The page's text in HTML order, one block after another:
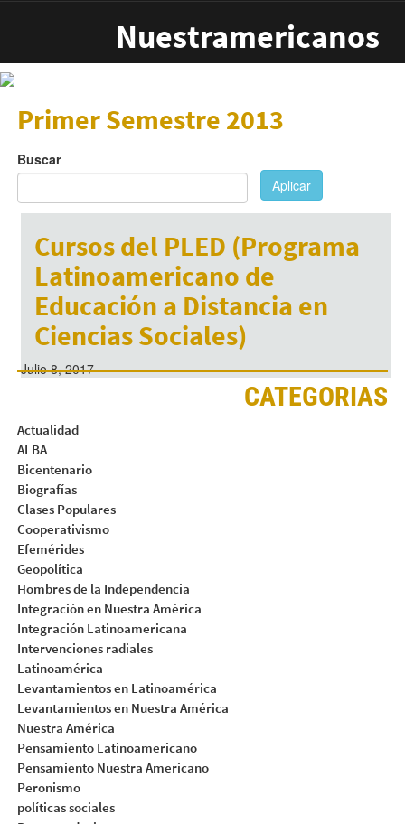
Nuestramericanos
Primer Semestre 2013
Buscar
Aplicar
Cursos del PLED (Programa
Latinoamericano de
Educación a Distancia en
Ciencias Sociales)
Julio 8, 2017
CATEGORIAS
Actualidad
ALBA
Bicentenario
Biografías
Clases Populares
Cooperativismo
Efemérides
Geopolítica
Hombres de la Independencia
Integración en Nuestra América
Integración Latinoamericana
Intervenciones radiales
Latinoamérica
Levantamientos en Latinoamérica
Levantamientos en Nuestra América
Nuestra América
Pensamiento Latinoamericano
Pensamiento Nuestra Americano
Peronismo
políticas sociales